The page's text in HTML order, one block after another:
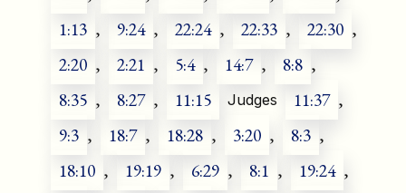
1:13 , 9:24 , 22:24 , 22:33 , 22:30 ,
2:20 , 2:21 , 5:4 , 14:7 , 8:8 ,
8:35 , 8:27 , 11:15 Judges 11:37 ,
9:3 , 18:7 , 18:28 , 3:20 , 8:3 ,
18:10 , 19:19 , 6:29 , 8:1 , 19:24 ,